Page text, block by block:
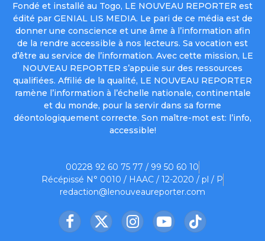
Fondé et installé au Togo, LE NOUVEAU REPORTER est
édité par GENIAL LIS MEDIA. Le pari de ce média est de
donner une conscience et une âme à l’information afin
de la rendre accessible à nos lecteurs. Sa vocation est
d’être au service de l’information. Avec cette mission, LE
NOUVEAU REPORTER s’appuie sur des ressources
qualifiées. Affilié de la qualité, LE NOUVEAU REPORTER
ramène l’information à l’échelle nationale, continentale
et du monde, pour la servir dans sa forme
déontologiquement correcte. Son maître-mot est: l’info,
accessible!
00228 92 60 75 77 / 99 50 60 10
Récépissé N° 0010 / HAAC / 12-2020 / pl / P
redaction@lenouveaureporter.com
Facebook
X
InstagramYouTubeTikTok